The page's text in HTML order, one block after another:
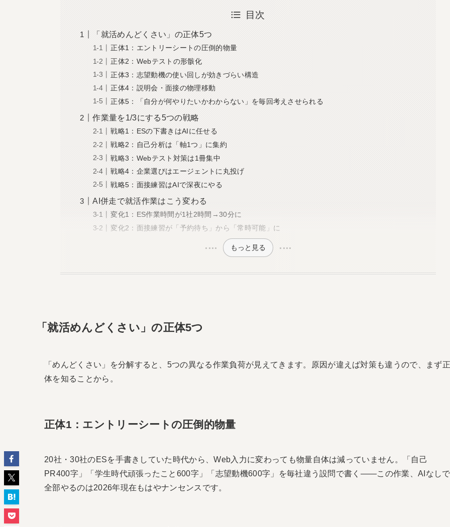
目次
「就活めんどくさい」の正体5つ
正体1：エントリーシートの圧倒的物量
正体2：Webテストの形骸化
正体3：志望動機の使い回しが効きづらい構造
正体4：説明会・面接の物理移動
正体5：「自分が何やりたいかわからない」を毎回考えさせられる
作業量を1/3にする5つの戦略
戦略1：ESの下書きはAIに任せる
戦略2：自己分析は「軸1つ」に集約
戦略3：Webテスト対策は1冊集中
戦略4：企業選びはエージェントに丸投げ
戦略5：面接練習はAIで深夜にやる
AI併走で就活作業はこう変わる
変化1：ES作業時間が1社2時間→30分に
変化2：面接練習が「予約待ち」から「常時可能」に
もっと見る
「就活めんどくさい」の正体5つ
「めんどくさい」を分解すると、5つの異なる作業負荷が見えてきます。原因が違えば対策も違うので、まず
体を知ることから。
正体1：エントリーシートの圧倒的物量
20社・30社のESを手書きしていた時代から、Web入力に変わっても物量自体は減っていません。「自己
PR400字」「学生時代頑張ったこと600字」「志望動機600字」を毎社違う設問で書く――この作業、AIなしで
全部やるのは2026年現在もはやナンセンスです。